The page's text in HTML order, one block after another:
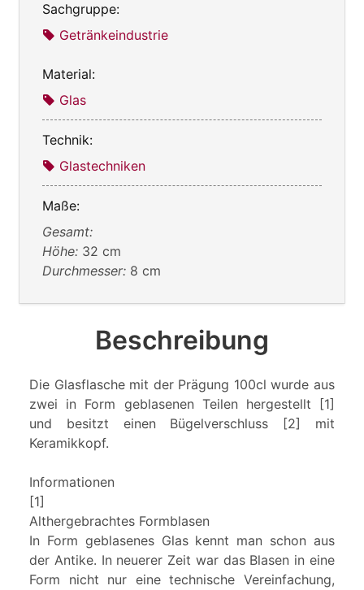
Sachgruppe:
Getränkeindustrie
Material:
Glas
Technik:
Glastechniken
Maße:
Gesamt:
Höhe: 32 cm
Durchmesser: 8 cm
Beschreibung
Die Glasflasche mit der Prägung 100cl wurde aus
zwei in Form geblasenen Teilen hergestellt [1]
und besitzt einen Bügelverschluss [2] mit
Keramikkopf.
Informationen
[1]
Althergebrachtes Formblasen
In Form geblasenes Glas kennt man schon aus
der Antike. In neuerer Zeit war das Blasen in eine
Form nicht nur eine technische Vereinfachung,